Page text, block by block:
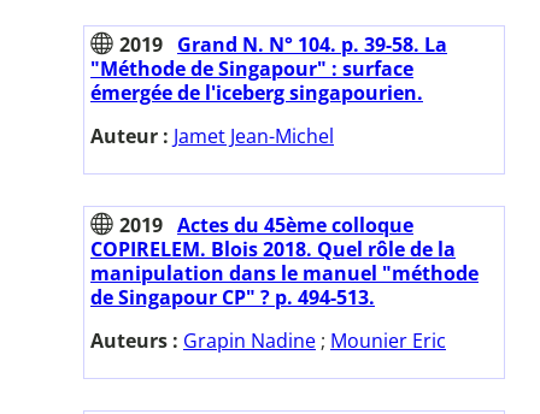
2019 Grand N. N° 104. p. 39-58. La
"Méthode de Singapour" : surface
émergée de l'iceberg singapourien.
Auteur : Jamet Jean-Michel
2019 Actes du 45ème colloque
COPIRELEM. Blois 2018. Quel rôle de la
manipulation dans le manuel "méthode
de Singapour CP" ? p. 494-513.
Auteurs : Grapin Nadine ; Mounier Eric